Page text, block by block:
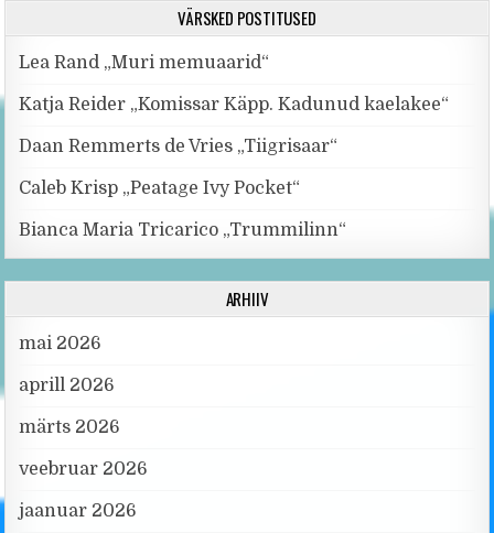
VÄRSKED POSTITUSED
Lea Rand „Muri memuaarid“
Katja Reider „Komissar Käpp. Kadunud kaelakee“
Daan Remmerts de Vries „Tiigrisaar“
Caleb Krisp „Peatage Ivy Pocket“
Bianca Maria Tricarico „Trummilinn“
ARHIIV
mai 2026
aprill 2026
märts 2026
veebruar 2026
jaanuar 2026